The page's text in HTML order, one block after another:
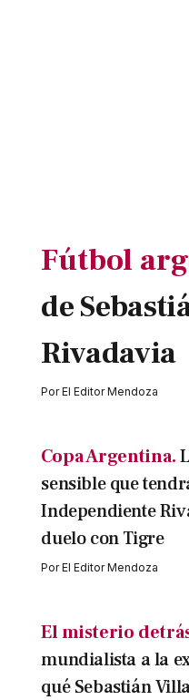
Fútbol
de
Rivadavia
PorEl Editor Mendoza
Copa Argentina.
sensible que
Independiente
duelo con Tigre
PorEl Editor Mendoza
El misterio
mundialista a la
qué Sebastián